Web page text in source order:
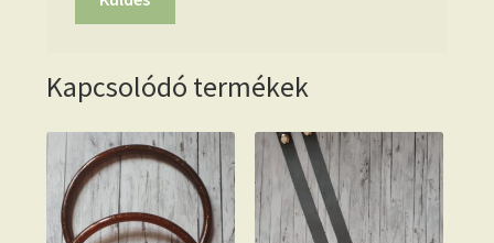
Kapcsolódó termékek